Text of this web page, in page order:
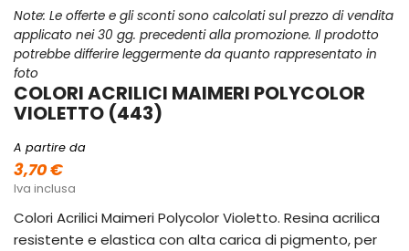
Note: Le offerte e gli sconti sono calcolati sul prezzo di vendita
applicato nei 30 gg. precedenti alla promozione. Il prodotto
potrebbe differire leggermente da quanto rappresentato in
foto
COLORI ACRILICI MAIMERI POLYCOLOR
VIOLETTO (443)
A partire da
3,70 €
Iva inclusa
Colori Acrilici Maimeri Polycolor Violetto. Resina acrilica
resistente e elastica con alta carica di pigmento, per